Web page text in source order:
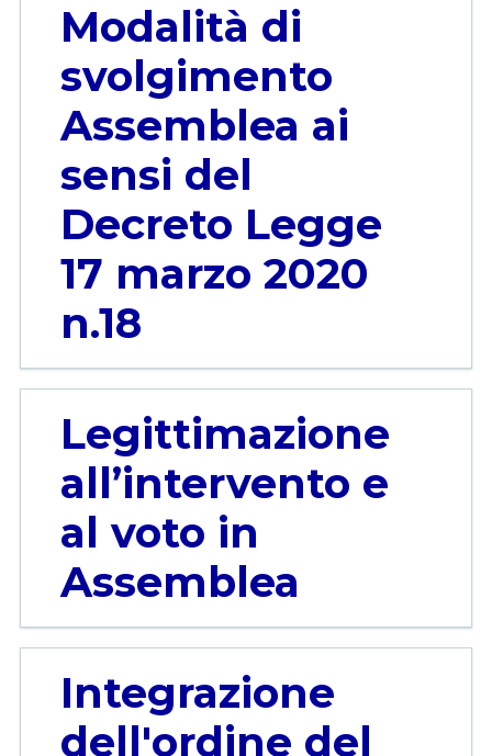
Modalità di
svolgimento
Assemblea ai
sensi del
Decreto Legge
17 marzo 2020
n.18
Legittimazione
all’intervento e
al voto in
Assemblea
Integrazione
dell'ordine del